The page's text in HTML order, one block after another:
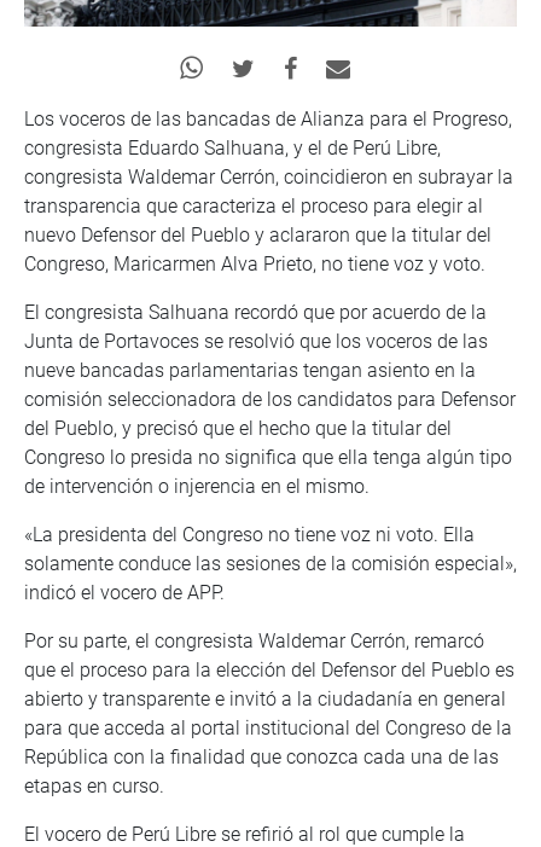
Los voceros de las bancadas de Alianza para el Progreso,
congresista Eduardo Salhuana, y el de Perú Libre,
congresista Waldemar Cerrón, coincidieron en subrayar la
transparencia que caracteriza el proceso para elegir al
nuevo Defensor del Pueblo y aclararon que la titular del
Congreso, Maricarmen Alva Prieto, no tiene voz y voto.
El congresista Salhuana recordó que por acuerdo de la
Junta de Portavoces se resolvió que los voceros de las
nueve bancadas parlamentarias tengan asiento en la
comisión seleccionadora de los candidatos para Defensor
del Pueblo, y precisó que el hecho que la titular del
Congreso lo presida no significa que ella tenga algún tipo
de intervención o injerencia en el mismo.
«La presidenta del Congreso no tiene voz ni voto. Ella
solamente conduce las sesiones de la comisión especial»,
indicó el vocero de APP.
Por su parte, el congresista Waldemar Cerrón, remarcó
que el proceso para la elección del Defensor del Pueblo es
abierto y transparente e invitó a la ciudadanía en general
para que acceda al portal institucional del Congreso de la
República con la finalidad que conozca cada una de las
etapas en curso.
El vocero de Perú Libre se refirió al rol que cumple la